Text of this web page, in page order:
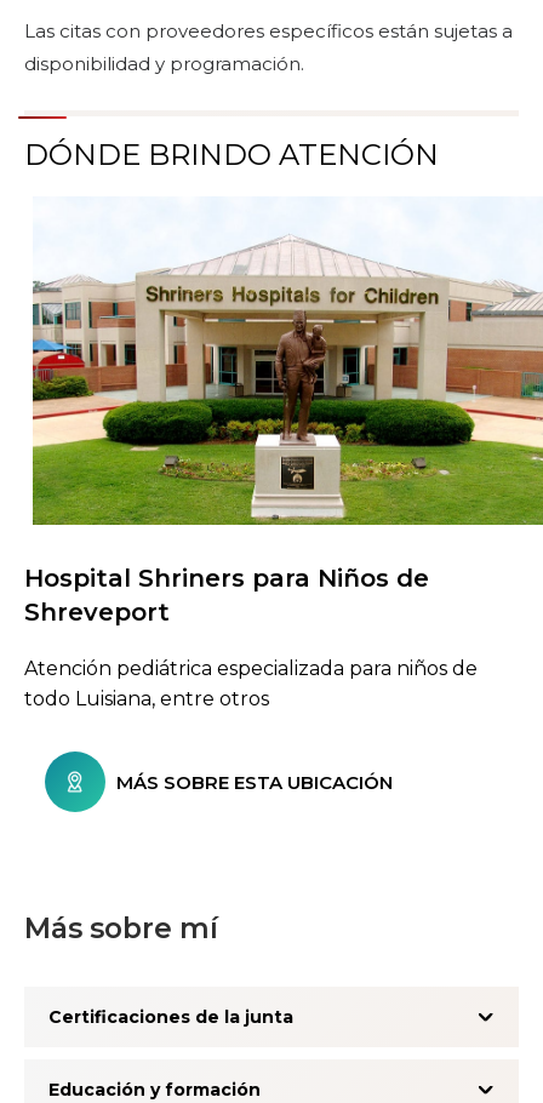
Las citas con proveedores específicos están sujetas a
disponibilidad y programación.
DÓNDE BRINDO ATENCIÓN
Buscar centros de atención
Hospital Shriners para Niños de
Shreveport
Atención pediátrica especializada para niños de
todo Luisiana, entre otros
MÁS SOBRE ESTA UBICACIÓN
Más sobre mí
Certificaciones de la junta
Educación y formación